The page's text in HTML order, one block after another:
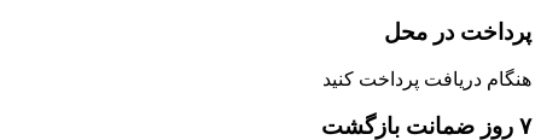
پرداخت در محل
هنگام دریافت پرداخت کنید
۷ روز ضمانت بازگشت